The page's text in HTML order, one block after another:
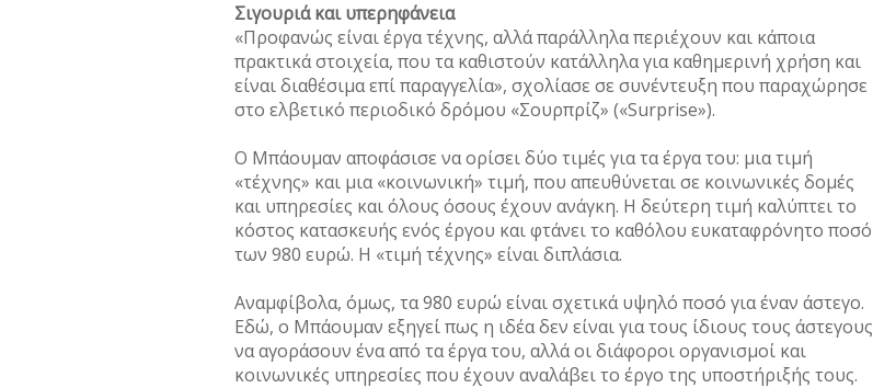
Σιγουριά και υπερηφάνεια
«Προφανώς είναι έργα τέχνης, αλλά παράλληλα περιέχουν και κάποια
πρακτικά στοιχεία, που τα καθιστούν κατάλληλα για καθηµερινή χρήση και
είναι διαθέσιµα επί παραγγελία», σχολίασε σε συνέντευξη που παραχώρησε
στο ελβετικό περιοδικό δρόµου «Σουρπρίζ» («Surprise»).
Ο Μπάουµαν αποφάσισε να ορίσει δύο τιµές για τα έργα του: µια τιµή
«τέχνης» και µια «κοινωνική» τιµή, που απευθύνεται σε κοινωνικές δοµές
και υπηρεσίες και όλους όσους έχουν ανάγκη. Η δεύτερη τιµή καλύπτει το
κόστος κατασκευής ενός έργου και φτάνει το καθόλου ευκαταφρόνητο ποσό
των 980 ευρώ. Η «τιµή τέχνης» είναι διπλάσια.
Αναµφίβολα, όµως, τα 980 ευρώ είναι σχετικά υψηλό ποσό για έναν άστεγο.
Εδώ, ο Μπάουµαν εξηγεί πως η ιδέα δεν είναι για τους ίδιους τους άστεγους
να αγοράσουν ένα από τα έργα του, αλλά οι διάφοροι οργανισµοί και
κοινωνικές υπηρεσίες που έχουν αναλάβει το έργο της υποστήριξής τους.